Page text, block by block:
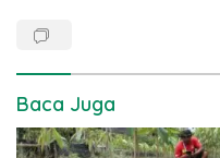
Baca Juga